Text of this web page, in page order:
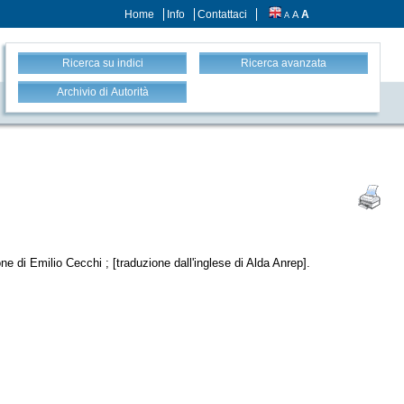
Home Info Contattaci A A A
Ricerca su indici Ricerca avanzata
Archivio di Autorità